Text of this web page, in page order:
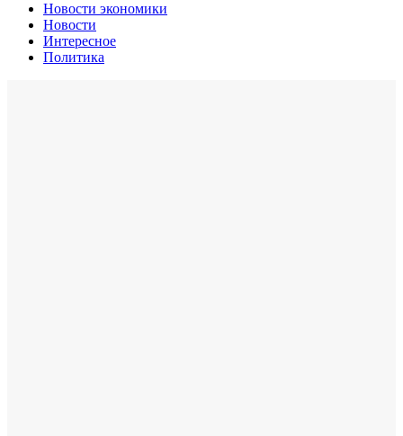
Новости экономики
Новости
Интересное
Политика